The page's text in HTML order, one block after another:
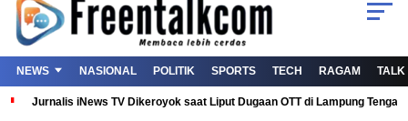
NEWS NASIONAL POLITIK SPORTS TECH RAGAM TALK
Jurnalis iNews TV Dikeroyok saat Liput Dugaan OTT di Lampung